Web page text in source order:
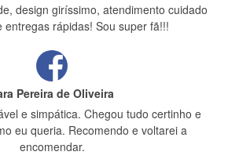
design giríssimo, atendimento cuidado
entregas rápidas! Sou super fã!!!
Pereira de Oliveira
e simpática. Chegou tudo certinho e
eu queria. Recomendo e voltarei a
encomendar.